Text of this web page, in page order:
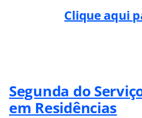
Clique aqui
Segunda do
em Residências